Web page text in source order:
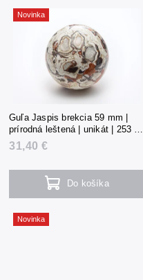
Novinka
Guľa Jaspis brekcia 59 mm |
prírodná leštená | unikát | 253 g |
Čína
31,40 €
Do košíka
Novinka